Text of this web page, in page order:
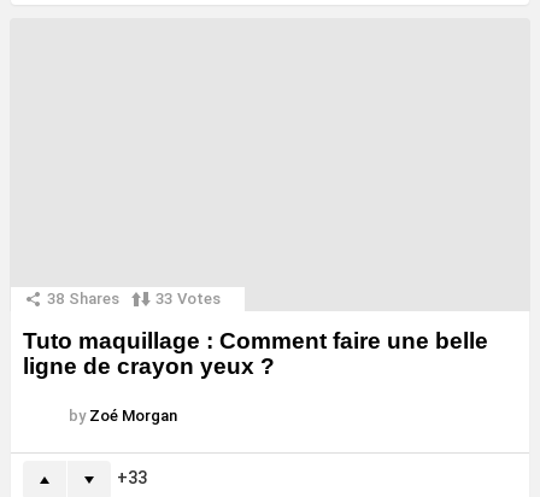
38 Shares 33 Votes
Tuto maquillage : Comment faire une belle
ligne de crayon yeux ?
by Zoé Morgan
33